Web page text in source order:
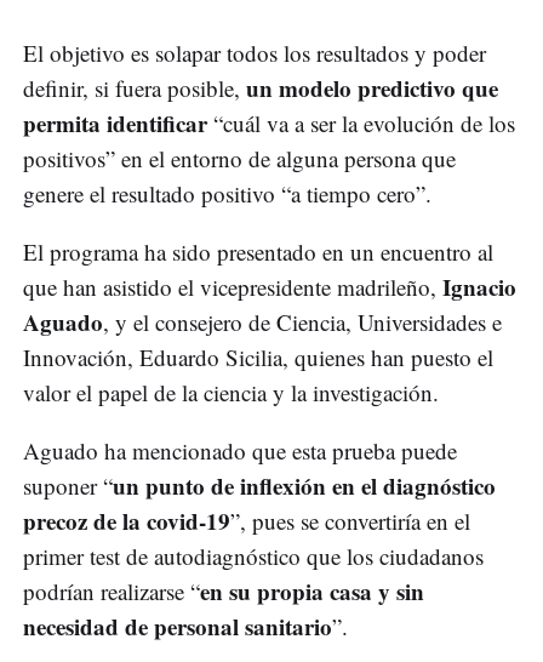
El objetivo es solapar todos los resultados y poder
definir, si fuera posible, un modelo predictivo que
permita identificar“cuál va a ser la evolución de los
positivos” en el entorno de alguna persona que
genere el resultado positivo “a tiempo cero”.
El programa ha sido presentado en un encuentro al
que han asistido el vicepresidente madrileño, Ignacio
Aguado, y el consejero de Ciencia, Universidades e
Innovación, Eduardo Sicilia, quienes han puesto el
valor el papel de la ciencia y la investigación.
Aguado ha mencionado que esta prueba puede
suponer “un punto de inflexión en el diagnóstico
precoz de la covid-19”, pues se convertiría en el
primer test de autodiagnóstico que los ciudadanos
podrían realizarse “en su propia casa y sin
necesidad de personal sanitario”.